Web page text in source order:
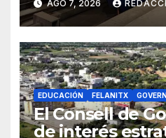
AGO 7, 2026
EDUCACIÓN FELANITX
El Consell de
de interés